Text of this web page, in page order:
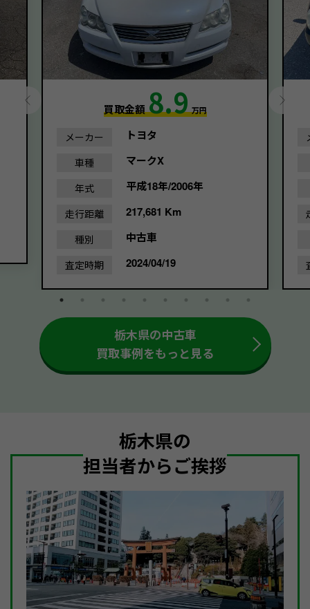
買取金額8.9 万円
メーカー トヨタ
車種 マークX
年式 平成18年/2006年
走行距離 217,681 Km
種別 中古車
査定時期 2024/04/19
栃木県の中古車
買取事例をもっと見る
栃木県の
担当者からご挨拶